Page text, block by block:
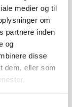
medier og til
om
partnere inden
og
disse
dem, eller som